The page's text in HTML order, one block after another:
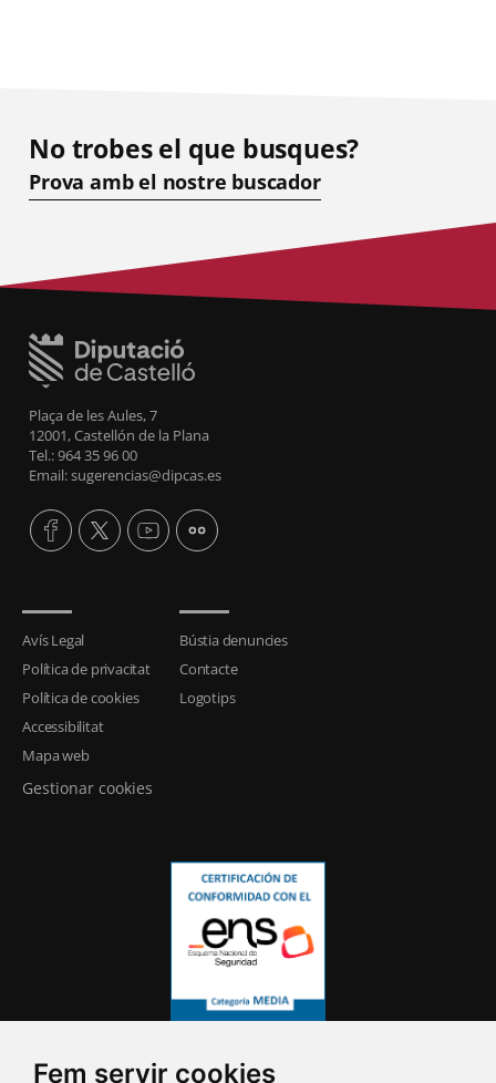
Fem servir cookies
No trobes el que busques?
Prova amb el nostre buscador
Plaça de les Aules, 7
12001, Castellón de la Plana
Tel.: 964 35 96 00
Email: sugerencias@dipcas.es
Avís Legal
Política de privacitat
Política de cookies
Accessibilitat
Mapa web
Gestionar cookies
Bústia denuncies
Contacte
Logotips